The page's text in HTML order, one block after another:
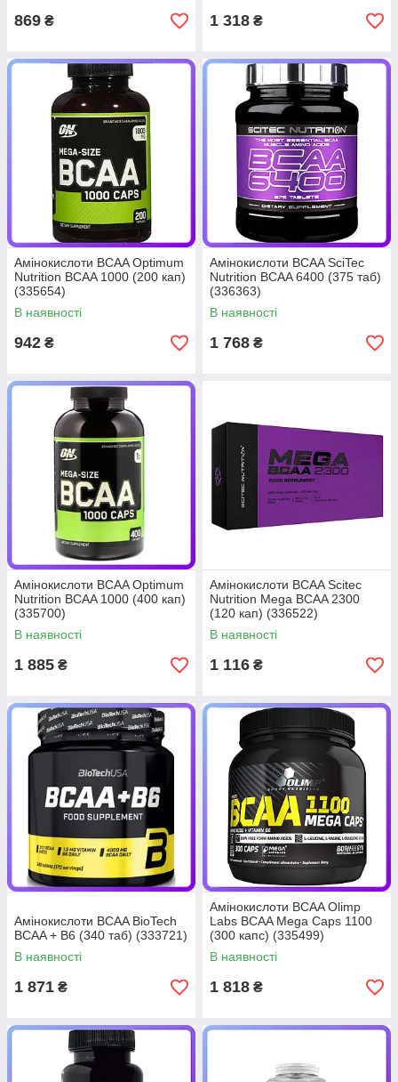
869 ₴ 1 318 ₴
Амінокислоти BCAA Optimum
Nutrition BCAA 1000 (200 кап)
(335654)
В наявності
942 ₴
Амінокислоти BCAA SciTec
Nutrition BCAA 6400 (375 таб)
(336363)
В наявності
1 768 ₴
Амінокислоти BCAA Optimum
Nutrition BCAA 1000 (400 кап)
(335700)
В наявності
1 885 ₴
Амінокислоти BCAA Scitec
Nutrition Mega BCAA 2300
(120 кап) (336522)
В наявності
1 116 ₴
Амінокислоти BCAA BioTech
BCAA + B6 (340 таб) (333721)
В наявності
1 871 ₴
Амінокислоти BCAA Olimp
Labs BCAA Mega Caps 1100
(300 капс) (335499)
В наявності
1 818 ₴